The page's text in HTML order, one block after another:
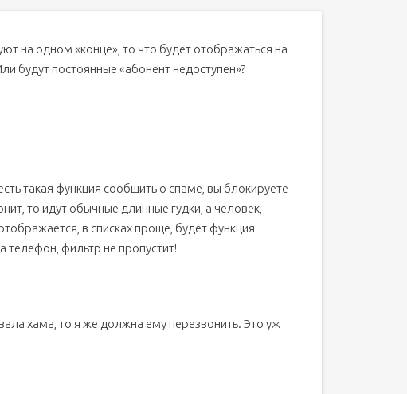
человека?
кто добавил нас в ЧС
на одном «конце», то что будет отображаться на
будут постоянные «абонент недоступен»?
такая функция сообщить о спаме, вы блокируете
то идут обычные длинные гудки, а человек,
в списках проще, будет функция
телефон, фильтр не пропустит!
хама, то я же должна ему перезвонить. Это уж